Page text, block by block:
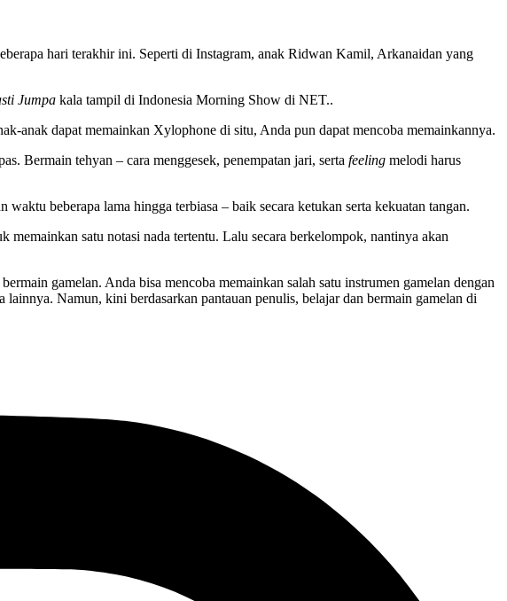
hari terakhir ini. Seperti di Instagram, anak Ridwan Kamil, Arkanaidan yang
Jumpa kala tampil di Indonesia Morning Show di NET..
anak dapat memainkan Xylophone di situ, Anda pun dapat mencoba memainkannya.
Bermain tehyan – cara menggesek, penempatan jari, serta feeling melodi harus
beberapa lama hingga terbiasa – baik secara ketukan serta kekuatan tangan.
satu notasi nada tertentu. Lalu secara berkelompok, nantinya akan
gamelan. Anda bisa mencoba memainkan salah satu instrumen gamelan dengan
Namun, kini berdasarkan pantauan penulis, belajar dan bermain gamelan di